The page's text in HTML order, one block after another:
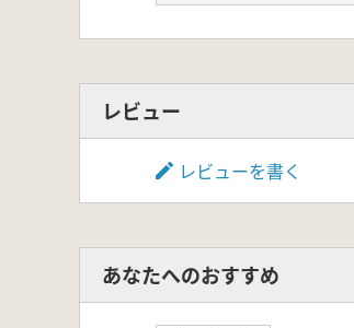
第4章 「犬伏の別
レビュー
レビューを書く
あなたへのおすすめ